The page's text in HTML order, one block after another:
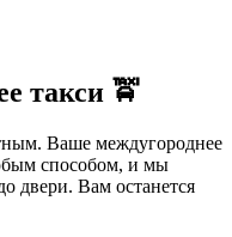
такси 🚖
Ваше междугороднее
способом, и мы
двери. Вам останется